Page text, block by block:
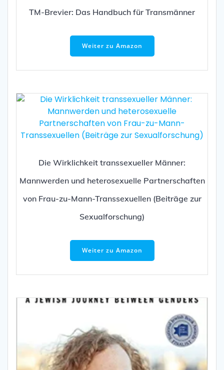
TM-Brevier: Das Handbuch für Transmänner
Weiter zu Amazon
Die Wirklichkeit transsexueller Männer:
Mannwerden und heterosexuelle Partnerschaften
von Frau-zu-Mann-Transsexuellen (Beiträge zur
Sexualforschung)
Weiter zu Amazon